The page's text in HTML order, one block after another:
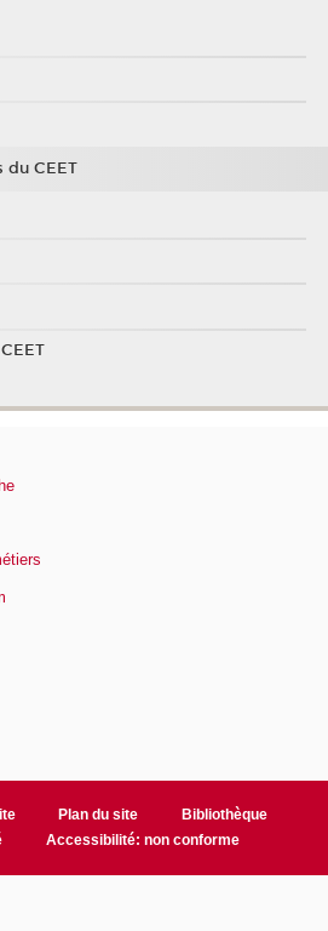
du CEET
Plan du site
Bibliothèque
Accessibilité: non conforme